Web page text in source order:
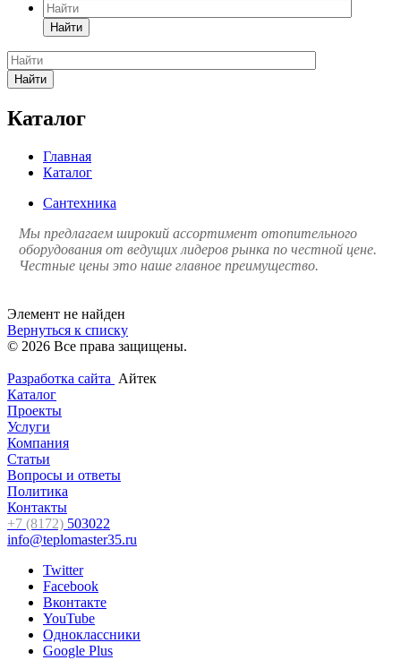
Найти
Найти
Каталог
Главная
Каталог
Сантехника
Мы предлагаем широкий ассортимент отопительного
оборудования от ведущих лидеров рынка по честной цене.
Честные цены это наше главное преимущество.
Элемент не найден
Вернуться к списку
© 2026 Все права защищены.
Разработка сайта Айтек
Каталог
Проекты
Услуги
Компания
Статьи
Вопросы и ответы
Политика
Контакты
+7 (8172) 503022
info@teplomaster35.ru
Twitter
Facebook
Вконтакте
YouTube
Одноклассники
Google Plus